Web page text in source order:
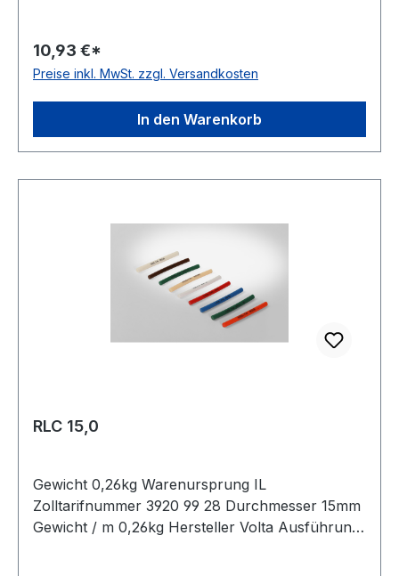
m)m FDA-Zulassung ja Zugstrang nein
Shorehärte 80° Shore A
10,93 €*
Preise inkl. MwSt. zzgl. Versandkosten
In den Warenkorb
RLC 15,0
Gewicht 0,26kg Warenursprung IL
Zolltarifnummer 3920 99 28 Durchmesser 15mm
Gewicht / m 0,26kg Hersteller Volta Ausführung